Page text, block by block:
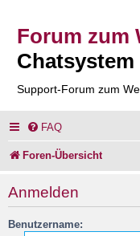
Forum zum
Chatsystem
Support-Forum zum
FAQ
Foren-Übersicht
Anmelden
Benutzername: